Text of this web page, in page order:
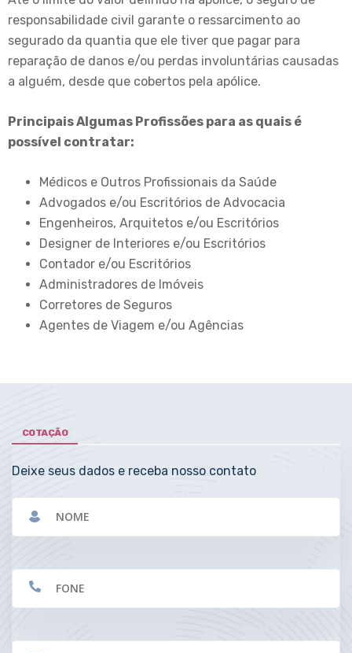
responsabilidade civil garante o ressarcimento ao
segurado da quantia que ele tiver que pagar para
reparação de danos e/ou perdas involuntárias causadas
a alguém, desde que cobertos pela apólice.
Principais Algumas Profissões para as quais é
possível contratar:
Médicos e Outros Profissionais da Saúde
Advogados e/ou Escritórios de Advocacia
Engenheiros, Arquitetos e/ou Escritórios
Designer de Interiores e/ou Escritórios
Contador e/ou Escritórios
Administradores de Imóveis
Corretores de Seguros
Agentes de Viagem e/ou Agências
COTAÇÃO
Deixe seus dados e receba nosso contato